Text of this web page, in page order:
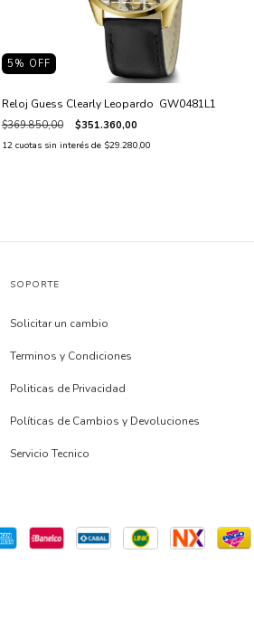
5 % OFF
Reloj Guess Clearly Leopardo GW0481L1
$369.850,00 $351.360,00
12 cuotas sin interés de $29.280,00
SOPORTE
Solicitar un cambio
Terminos y Condiciones
Politicas de Privacidad
Políticas de Cambios y Devoluciones
Servicio Tecnico